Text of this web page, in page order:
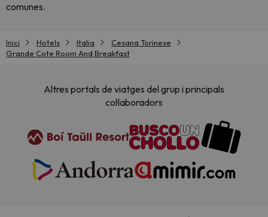
comunes.
Inici Hotels Italia
Cesana Torinese
Grande Cote Room And Breakfast
Altres portals de viatges del grup i principals
col·laboradors